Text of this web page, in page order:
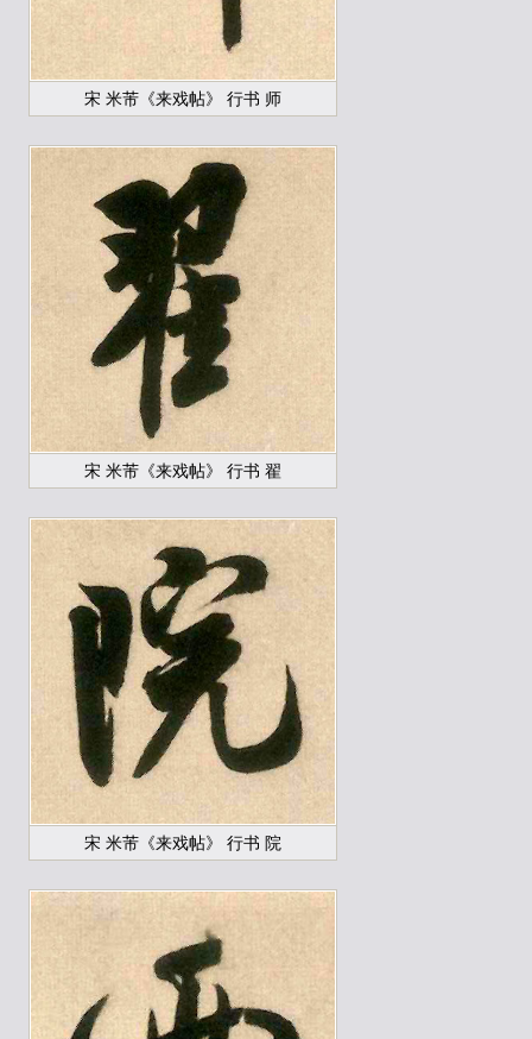
宋 米芾《来戏帖》 行书 师
宋 米芾《来戏帖》 行书 翟
宋 米芾《来戏帖》 行书 院